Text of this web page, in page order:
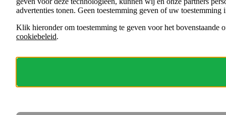
ORGANISATIES
advertenties tonen. Geen toestemming geven of uw
Klik hieronder om toestemming te geven voor het bovenstaande
cookiebeleid.